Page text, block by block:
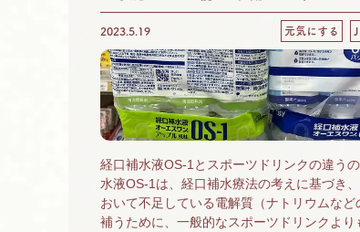
2023.5.19 元気にする
経口補水液OS-1とスポーツドリンクの違う
水液OS-1は、経口補水療法の考えに基づき
おいて不足している電解質（ナトリウムなど
補うために、一般的なスポーツドリンクより